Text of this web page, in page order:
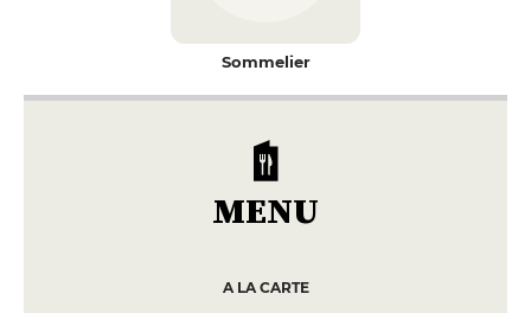
Sommelier
MENU
A LA CARTE